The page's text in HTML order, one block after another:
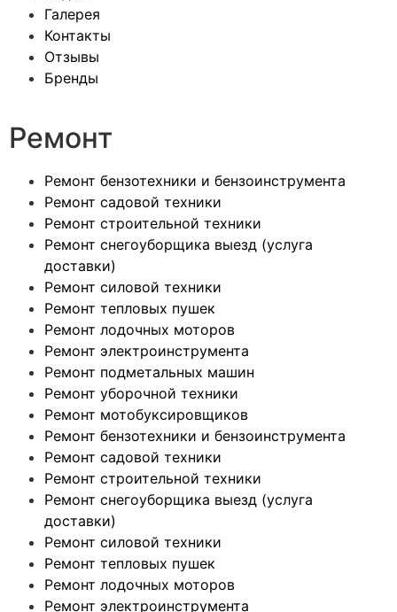
Галерея
Контакты
Отзывы
Бренды
Ремонт
Ремонт бензотехники и бензоинструмента
Ремонт садовой техники
Ремонт строительной техники
Ремонт снегоуборщика выезд (услуга
доставки)
Ремонт силовой техники
Ремонт тепловых пушек
Ремонт лодочных моторов
Ремонт электроинструмента
Ремонт подметальных машин
Ремонт уборочной техники
Ремонт мотобуксировщиков
Ремонт бензотехники и бензоинструмента
Ремонт садовой техники
Ремонт строительной техники
Ремонт снегоуборщика выезд (услуга
доставки)
Ремонт силовой техники
Ремонт тепловых пушек
Ремонт лодочных моторов
Ремонт электроинструмента